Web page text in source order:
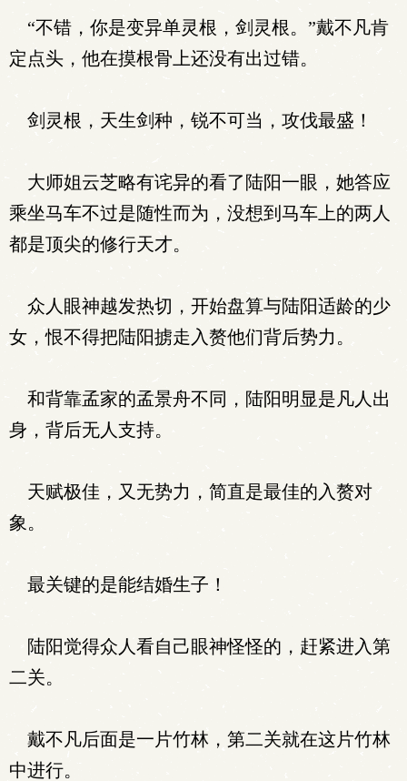
“不错，你是变异单灵根，剑灵根。”戴不凡肯
定点头，他在摸根骨上还没有出过错。
剑灵根，天生剑种，锐不可当，攻伐最盛！
大师姐云芝略有诧异的看了陆阳一眼，她答应
乘坐马车不过是随性而为，没想到马车上的两人
都是顶尖的修行天才。
众人眼神越发热切，开始盘算与陆阳适龄的少
女，恨不得把陆阳掳走入赘他们背后势力。
和背靠孟家的孟景舟不同，陆阳明显是凡人出
身，背后无人支持。
天赋极佳，又无势力，简直是最佳的入赘对
象。
最关键的是能结婚生子！
陆阳觉得众人看自己眼神怪怪的，赶紧进入第
二关。
戴不凡后面是一片竹林，第二关就在这片竹林
中进行。